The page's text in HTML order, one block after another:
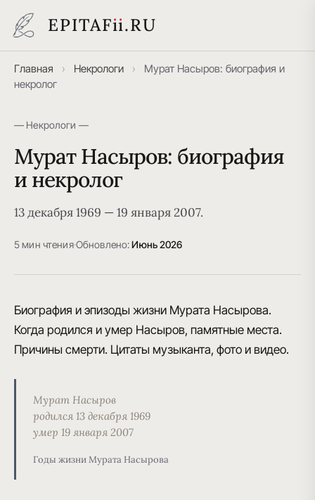
EPITAFii.RU
Главная › Некрологи ›
Мурат Насыров: биография и
некролог
— Некрологи —
Мурат Насыров: биография
и некролог
13 декабря 1969 — 19 января 2007.
5 мин чтения·Обновлено:Июнь 2026
Биография и эпизоды жизни Мурата Насырова.
Когда родился и умер Насыров, памятные места.
Причины смерти. Цитаты музыканта, фото и видео.
Мурат Насыров
родился 13 декабря 1969
умер 19 января 2007
Годы жизни Мурата Насырова